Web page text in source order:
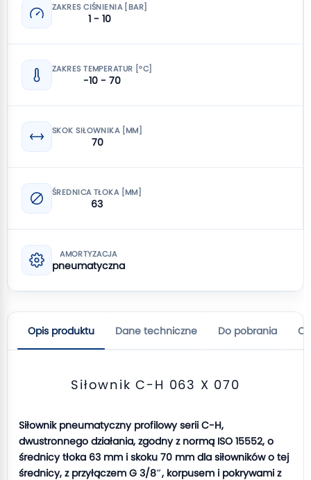
ZAKRES CIŚNIENIA [BAR]
1 - 10
ZAKRES TEMPERATUR [°C]
-10 - 70
SKOK SIŁOWNIKA [MM]
70
ŚREDNICA TŁOKA [MM]
63
AMORTYZACJA
pneumatyczna
Opis produktu Dane techniczne Do pobrania
Siłownik C-H 063 X 070
Siłownik pneumatyczny profilowy serii C-H,
dwustronnego działania, zgodny z normą ISO 15552, o
średnicy tłoka 63 mm i skoku 70 mm dla siłowników o tej
średnicy, z przyłączem G 3/8″, korpusem i pokrywami z